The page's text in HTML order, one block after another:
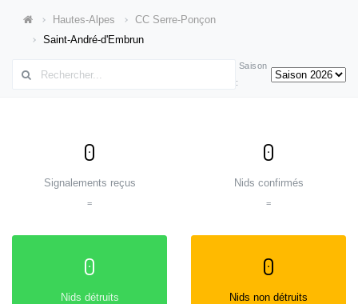
Hautes-Alpes
CC Serre-Ponçon
Saint-André-d'Embrun
Saison
:
0
Signalements reçus
=
0
Nids confirmés
=
0
Nids détruits
0
Nids non détruits